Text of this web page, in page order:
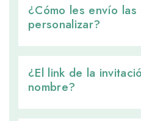
¿Cómo les envío
personalizar?
¿El link de la
nombre?